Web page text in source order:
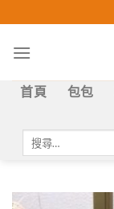
to
content
首頁 包包